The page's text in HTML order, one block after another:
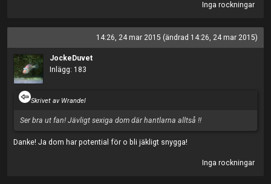
Inga rockningar
14:26, 24 mar 2015 (ändrad 14:26, 24 mar 2015)
JockeDuvet
Inlägg: 183
Skrivet av Wrandel
Ser bra ut fan! Jävligt sexiga dom där hantlarna alltså !!
Danke! Ja dom har potential för o bli jäkligt snygga!
Inga rockningar